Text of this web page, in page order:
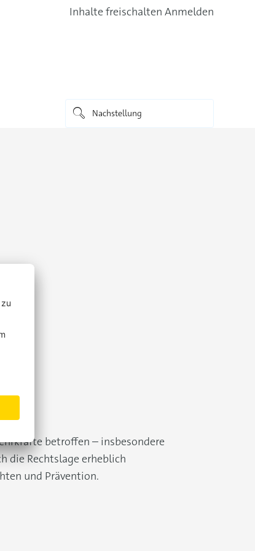
Inhalte freischalten Anmelden
betroffen – insbesondere
die Rechtslage erheblich
und Prävention.